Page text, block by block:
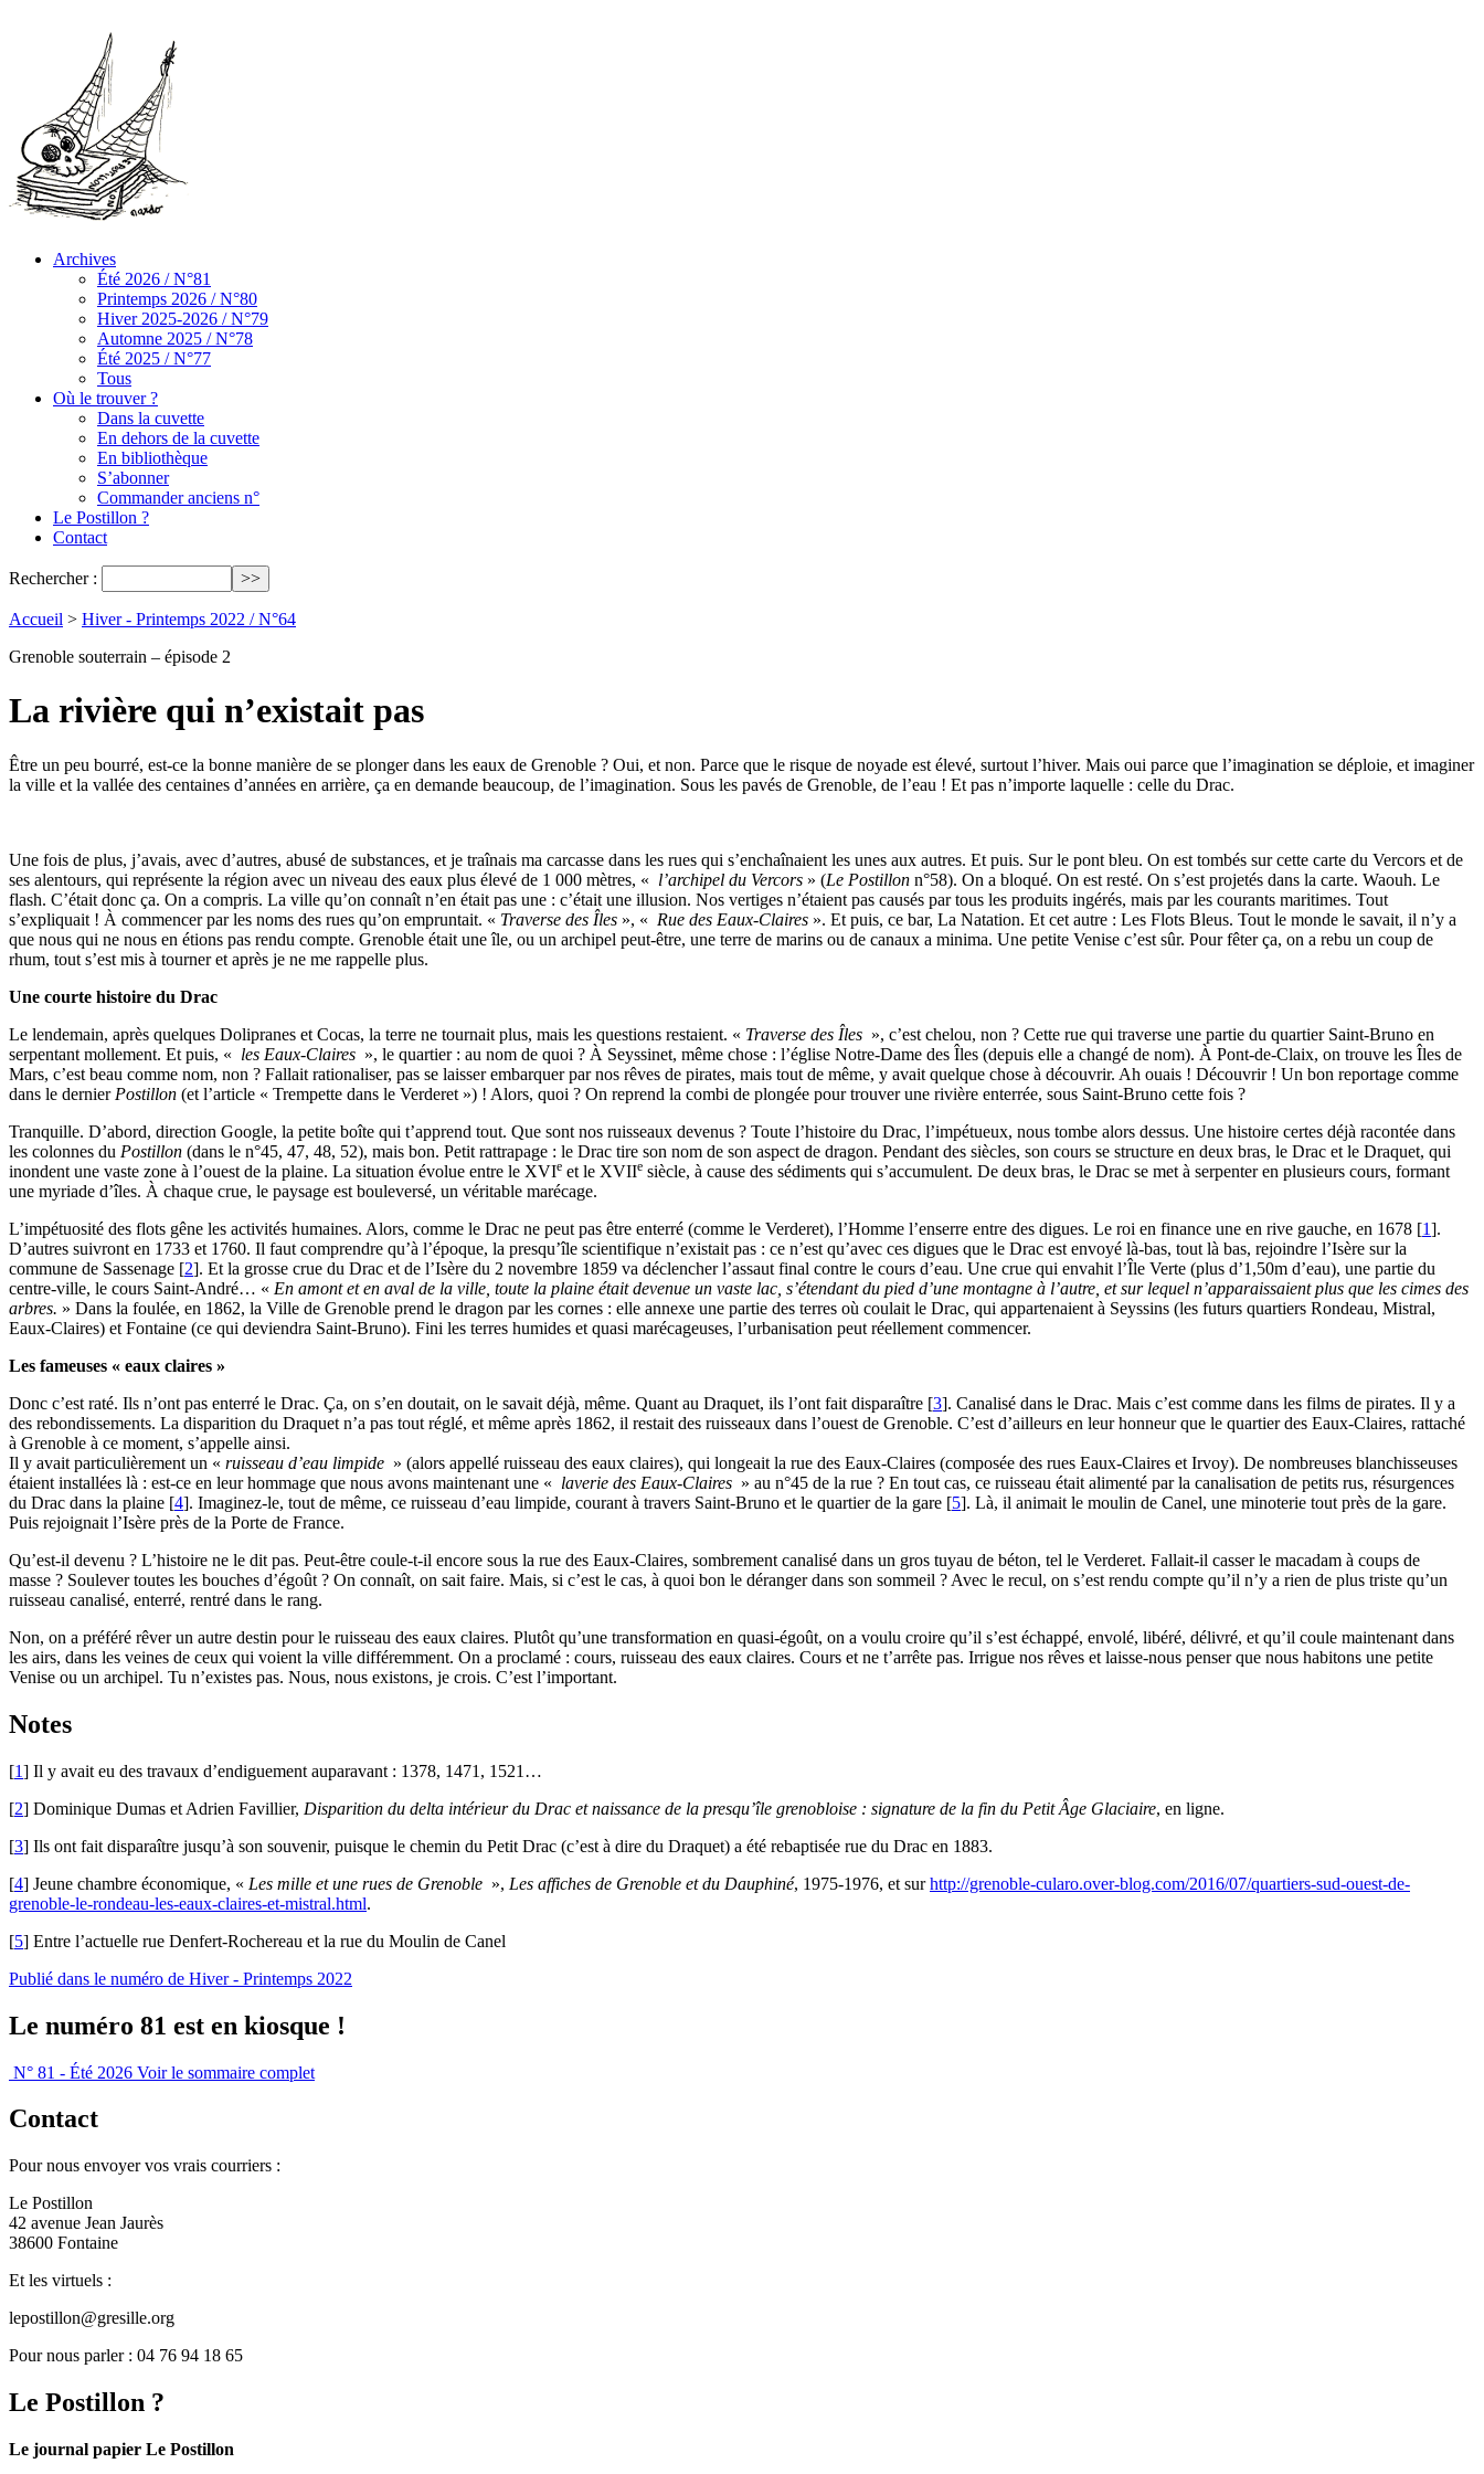
Archives
Été 2026 / N°81
Printemps 2026 / N°80
Hiver 2025-2026 / N°79
Automne 2025 / N°78
Été 2025 / N°77
Tous
Où le trouver ?
Dans la cuvette
En dehors de la cuvette
En bibliothèque
S’abonner
Commander anciens n°
Le Postillon ?
Contact
Rechercher :
Accueil > Hiver - Printemps 2022 / N°64
Grenoble souterrain – épisode 2
La rivière qui n’existait pas
Être un peu bourré, est-ce la bonne manière de se plonger dans les eaux de Grenoble ? Oui, et non. Parce que le risque de noyade est élevé, surtout l’hiver. Mais oui parce que l’imagination se déploie, et imaginer
la ville et la vallée des centaines d’années en arrière, ça en demande beaucoup, de l’imagination. Sous les pavés de Grenoble, de l’eau ! Et pas n’importe laquelle : celle du Drac.
Une fois de plus, j’avais, avec d’autres, abusé de substances, et je traînais ma carcasse dans les rues qui s’enchaînaient les unes aux autres. Et puis. Sur le pont bleu. On est tombés sur cette carte du Vercors et de
ses alentours, qui représente la région avec un niveau des eaux plus élevé de 1 000 mètres, « l’archipel du Vercors » (Le Postillon n°58). On a bloqué. On est resté. On s’est projetés dans la carte. Waouh. Le
flash. C’était donc ça. On a compris. La ville qu’on connaît n’en était pas une : c’était une illusion. Nos vertiges n’étaient pas causés par tous les produits ingérés, mais par les courants maritimes. Tout
s’expliquait ! À commencer par les noms des rues qu’on empruntait. « Traverse des Îles », « Rue des Eaux-Claires ». Et puis, ce bar, La Natation. Et cet autre : Les Flots Bleus. Tout le monde le savait, il n’y a
que nous qui ne nous en étions pas rendu compte. Grenoble était une île, ou un archipel peut-être, une terre de marins ou de canaux a minima. Une petite Venise c’est sûr. Pour fêter ça, on a rebu un coup de
rhum, tout s’est mis à tourner et après je ne me rappelle plus.
Une courte histoire du Drac
Le lendemain, après quelques Dolipranes et Cocas, la terre ne tournait plus, mais les questions restaient. « Traverse des Îles », c’est chelou, non ? Cette rue qui traverse une partie du quartier Saint-Bruno en
serpentant mollement. Et puis, « les Eaux-Claires », le quartier : au nom de quoi ? À Seyssinet, même chose : l’église Notre-Dame des Îles (depuis elle a changé de nom). À Pont-de-Claix, on trouve les Îles de
Mars, c’est beau comme nom, non ? Fallait rationaliser, pas se laisser embarquer par nos rêves de pirates, mais tout de même, y avait quelque chose à découvrir. Ah ouais ! Découvrir ! Un bon reportage comme
dans le dernierPostillon (et l’article « Trempette dans le Verderet ») ! Alors, quoi ? On reprend la combi de plongée pour trouver une rivière enterrée, sous Saint-Bruno cette fois ?
Tranquille. D’abord, direction Google, la petite boîte qui t’apprend tout. Que sont nos ruisseaux devenus ? Toute l’histoire du Drac, l’impétueux, nous tombe alors dessus. Une histoire certes déjà racontée dans
les colonnes du Postillon (dans le n°45, 47, 48, 52), mais bon. Petit rattrapage : le Drac tire son nom de son aspect de dragon. Pendant des siècles, son cours se structure en deux bras, le Drac et le Draquet, qui
inondent une vaste zone à l’ouest de la plaine. La situation évolue entre le XVIe et le XVIIe siècle, à cause des sédiments qui s’accumulent. De deux bras, le Drac se met à serpenter en plusieurs cours, formant
une myriade d’îles. À chaque crue, le paysage est bouleversé, un véritable marécage.
L’impétuosité des flots gêne les activités humaines. Alors, comme le Drac ne peut pas être enterré (comme le Verderet), l’Homme l’enserre entre des digues. Le roi en finance une en rive gauche, en 1678 [1].
D’autres suivront en 1733 et 1760. Il faut comprendre qu’à l’époque, la presqu’île scientifique n’existait pas : ce n’est qu’avec ces digues que le Drac est envoyé là-bas, tout là bas, rejoindre l’Isère sur la
commune de Sassenage [2]. Et la grosse crue du Drac et de l’Isère du 2 novembre 1859 va déclencher l’assaut final contre le cours d’eau. Une crue qui envahit l’Île Verte (plus d’1,50m d’eau), une partie du
centre-ville, le cours Saint-André… « En amont et en aval de la ville, toute la plaine était devenue un vaste lac, s’étendant du pied d’une montagne à l’autre, et sur lequel n’apparaissaient plus que les cimes des
arbres. » Dans la foulée, en 1862, la Ville de Grenoble prend le dragon par les cornes : elle annexe une partie des terres où coulait le Drac, qui appartenaient à Seyssins (les futurs quartiers Rondeau, Mistral,
Eaux-Claires) et Fontaine (ce qui deviendra Saint-Bruno). Fini les terres humides et quasi marécageuses, l’urbanisation peut réellement commencer.
Les fameuses « eaux claires »
Donc c’est raté. Ils n’ont pas enterré le Drac. Ça, on s’en doutait, on le savait déjà, même. Quant au Draquet, ils l’ont fait disparaître [3]. Canalisé dans le Drac. Mais c’est comme dans les films de pirates. Il y a
des rebondissements. La disparition du Draquet n’a pas tout réglé, et même après 1862, il restait des ruisseaux dans l’ouest de Grenoble. C’est d’ailleurs en leur honneur que le quartier des Eaux-Claires, rattaché
à Grenoble à ce moment, s’appelle ainsi.
Il y avait particulièrement un « ruisseau d’eau limpide » (alors appellé ruisseau des eaux claires), qui longeait la rue des Eaux-Claires (composée des rues Eaux-Claires et Irvoy). De nombreuses blanchisseuses
étaient installées là : est-ce en leur hommage que nous avons maintenant une « laverie des Eaux-Claires » au n°45 de la rue ? En tout cas, ce ruisseau était alimenté par la canalisation de petits rus, résurgences
du Drac dans la plaine [4]. Imaginez-le, tout de même, ce ruisseau d’eau limpide, courant à travers Saint-Bruno et le quartier de la gare [5]. Là, il animait le moulin de Canel, une minoterie tout près de la gare.
Puis rejoignait l’Isère près de la Porte de France.
Qu’est-il devenu ? L’histoire ne le dit pas. Peut-être coule-t-il encore sous la rue des Eaux-Claires, sombrement canalisé dans un gros tuyau de béton, tel le Verderet. Fallait-il casser le macadam à coups de
masse ? Soulever toutes les bouches d’égoût ? On connaît, on sait faire. Mais, si c’est le cas, à quoi bon le déranger dans son sommeil ? Avec le recul, on s’est rendu compte qu’il n’y a rien de plus triste qu’un
ruisseau canalisé, enterré, rentré dans le rang.
Non, on a préféré rêver un autre destin pour le ruisseau des eaux claires. Plutôt qu’une transformation en quasi-égoût, on a voulu croire qu’il s’est échappé, envolé, libéré, délivré, et qu’il coule maintenant dans
les airs, dans les veines de ceux qui voient la ville différemment. On a proclamé : cours, ruisseau des eaux claires. Cours et ne t’arrête pas. Irrigue nos rêves et laisse-nous penser que nous habitons une petite
Venise ou un archipel. Tu n’existes pas. Nous, nous existons, je crois. C’est l’important.
Notes
[1] Il y avait eu des travaux d’endiguement auparavant : 1378, 1471, 1521…
[2] Dominique Dumas et Adrien Favillier, Disparition du delta intérieur du Drac et naissance de la presqu’île grenobloise : signature de la fin du Petit Âge Glaciaire, en ligne.
[3] Ils ont fait disparaître jusqu’à son souvenir, puisque le chemin du Petit Drac (c’est à dire du Draquet) a été rebaptisée rue du Drac en 1883.
[4] Jeune chambre économique, « Les mille et une rues de Grenoble », Les affiches de Grenoble et du Dauphiné, 1975-1976, et surhttp://grenoble-cularo.over-blog.com/2016/07/quartiers-sud-ouest-de-
grenoble-le-rondeau-les-eaux-claires-et-mistral.html.
[5] Entre l’actuelle rue Denfert-Rochereau et la rue du Moulin de Canel
Publié dans le numéro de Hiver - Printemps 2022
Le numéro 81 est en kiosque !
N° 81 - Été 2026 Voir le sommaire complet
Contact
Pour nous envoyer vos vrais courriers :
Le Postillon
42 avenue Jean Jaurès
38600 Fontaine
Et les virtuels :
lepostillon@gresille.org
Pour nous parler : 04 76 94 18 65
Le Postillon ?
Le journal papier Le Postillon